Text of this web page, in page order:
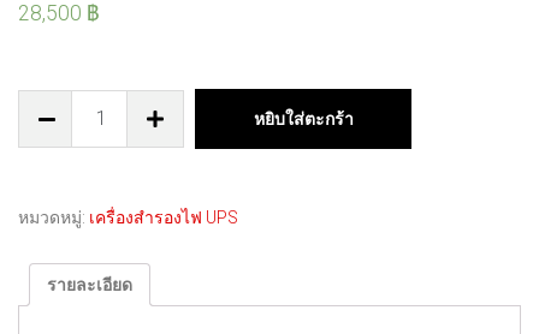
28,500 ฿
หยิบใส่ตะกร้า
หมวดหมู่: เครื่องสำรองไฟ UPS
รายละเอียด